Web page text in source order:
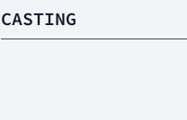
CASTING